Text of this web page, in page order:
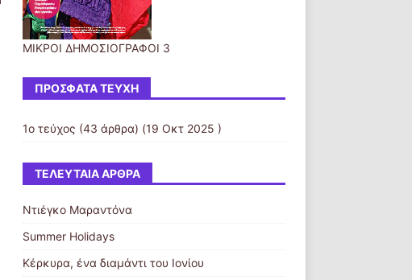
ΜΙΚΡΟΙ ΔΗΜΟΣΙΟΓΡΑΦΟΙ 3
ΠΡΌΣΦΑΤΑ ΤΕΎΧΗ
1ο τεύχος (43 άρθρα) (19 Οκτ 2025 )
ΤΕΛΕΥΤΑΊΑ ΆΡΘΡΑ
Ντιέγκο Μαραντόνα
Summer Holidays
Κέρκυρα, ένα διαμάντι του Ιονίου